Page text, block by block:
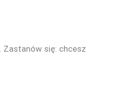
Zastanów się: chcesz